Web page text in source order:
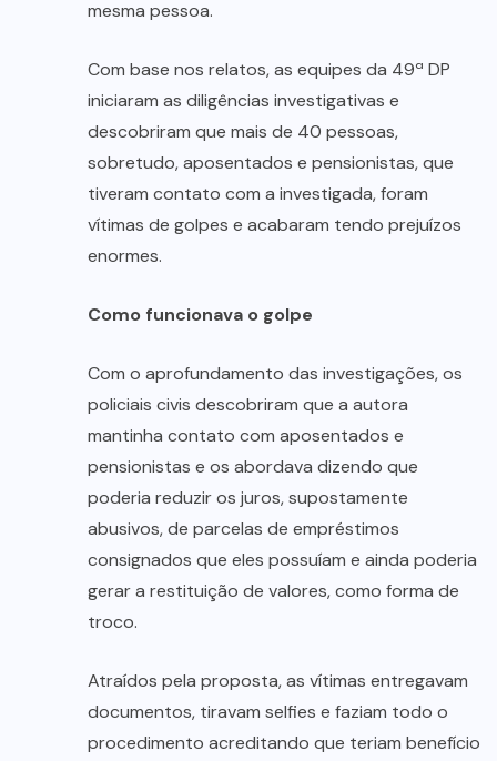
mesma pessoa.
Com base nos relatos, as equipes da 49ª DP
iniciaram as diligências investigativas e
descobriram que mais de 40 pessoas,
sobretudo, aposentados e pensionistas, que
tiveram contato com a investigada, foram
vítimas de golpes e acabaram tendo prejuízos
enormes.
Como funcionava o golpe
Com o aprofundamento das investigações, os
policiais civis descobriram que a autora
mantinha contato com aposentados e
pensionistas e os abordava dizendo que
poderia reduzir os juros, supostamente
abusivos, de parcelas de empréstimos
consignados que eles possuíam e ainda poderia
gerar a restituição de valores, como forma de
troco.
Atraídos pela proposta, as vítimas entregavam
documentos, tiravam selfies e faziam todo o
procedimento acreditando que teriam benefício